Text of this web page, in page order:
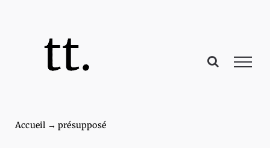
Accueil → présupposé